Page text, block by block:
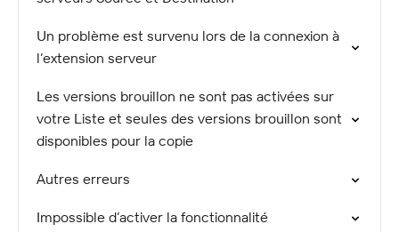
Un problème est survenu lors de la connexion à
l’extension serveur
Les versions brouillon ne sont pas activées sur
votre Liste et seules des versions brouillon sont
disponibles pour la copie
Autres erreurs
Impossible d’activer la fonctionnalité